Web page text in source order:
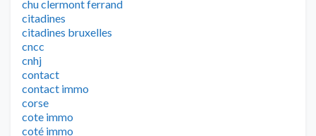
chu clermont ferrand
citadines
citadines bruxelles
cncc
cnhj
contact
contact immo
corse
cote immo
coté immo